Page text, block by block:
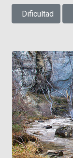
Dificultad